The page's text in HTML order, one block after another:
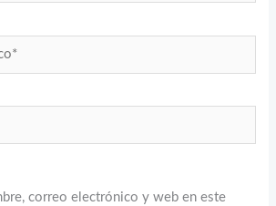
correo electrónico y web en este